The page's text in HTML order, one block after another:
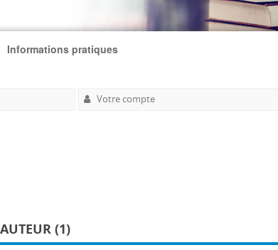
Informations pratiques
Votre compte
(1)